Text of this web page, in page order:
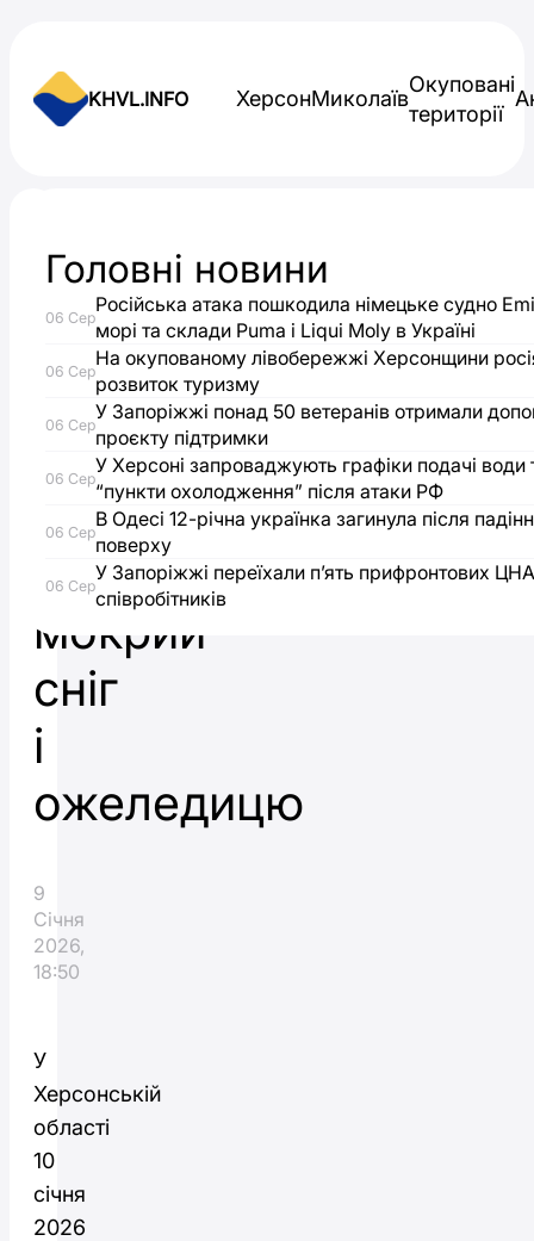
KHVL.INFO ХерсонМиколаїв
Окуповані
території
На
Херсонщині
січня
прогнозують
дощ
мокрий
сніг
і
ожеледицю
9
Січня
2026,
18:50
У
Херсонській
області
10
січня
2026
Головні новини
06 Сер
Російська атака пошкодила німецьке судно
морі та склади Puma і Liqui Moly в Україні
06 Сер
На окупованому лівобережжі Херсонщини
розвиток туризму
06 Сер
У Запоріжжі понад 50 ветеранів отримали
проєкту підтримки
06 Сер
У Херсоні запроваджують графіки подачі води
“пункти охолодження” після атаки РФ
06 Сер
В Одесі 12-річна українка загинула після
поверху
06 Сер
У Запоріжжі переїхали п’ять прифронтових
співробітників